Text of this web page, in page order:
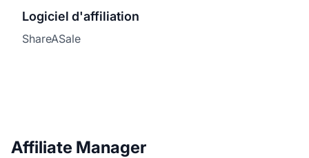
Logiciel d'affiliation
ShareASale
Affiliate Manager